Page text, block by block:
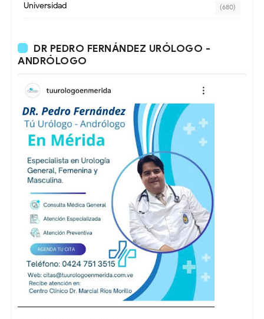
Universidad (680)
DR PEDRO FERNÁNDEZ URÓLOGO -
ANDRÓLOGO